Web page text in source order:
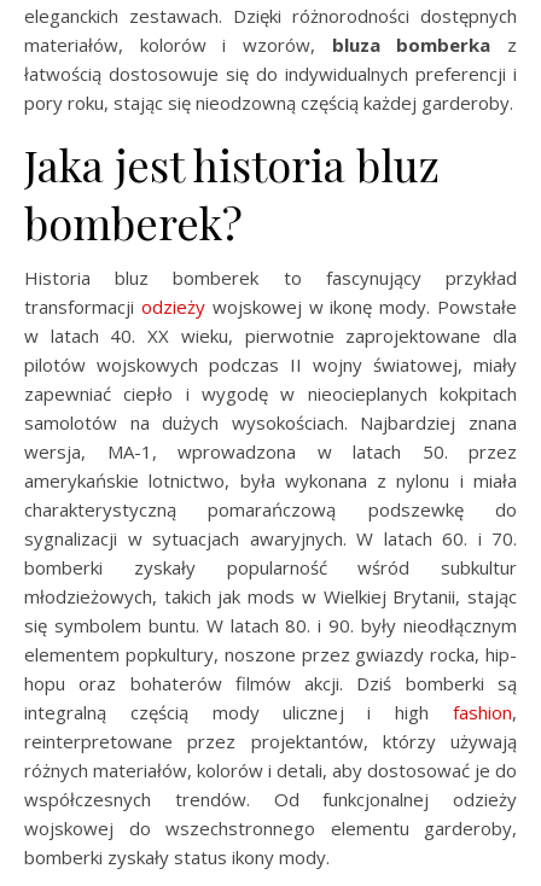
eleganckich zestawach. Dzięki różnorodności dostępnych
materiałów, kolorów i wzorów, bluza bomberka z
łatwością dostosowuje się do indywidualnych preferencji i
pory roku, stając się nieodzowną częścią każdej garderoby.
Jaka jest historia bluz
bomberek?
Historia bluz bomberek to fascynujący przykład
transformacji odzieżywojskowej w ikonę mody. Powstałe
w latach 40. XX wieku, pierwotnie zaprojektowane dla
pilotów wojskowych podczas II wojny światowej, miały
zapewniać ciepło i wygodę w nieocieplanych kokpitach
samolotów na dużych wysokościach. Najbardziej znana
wersja, MA-1, wprowadzona w latach 50. przez
amerykańskie lotnictwo, była wykonana z nylonu i miała
charakterystyczną pomarańczową podszewkę do
sygnalizacji w sytuacjach awaryjnych. W latach 60. i 70.
bomberki zyskały popularność wśród subkultur
młodzieżowych, takich jak mods w Wielkiej Brytanii, stając
się symbolem buntu. W latach 80. i 90. były nieodłącznym
elementem popkultury, noszone przez gwiazdy rocka, hip-
hopu oraz bohaterów filmów akcji. Dziś bomberki są
integralną częścią mody ulicznej i high fashion,
reinterpretowane przez projektantów, którzy używają
różnych materiałów, kolorów i detali, aby dostosować je do
współczesnych trendów. Od funkcjonalnej odzieży
wojskowej do wszechstronnego elementu garderoby,
bomberki zyskały status ikony mody.